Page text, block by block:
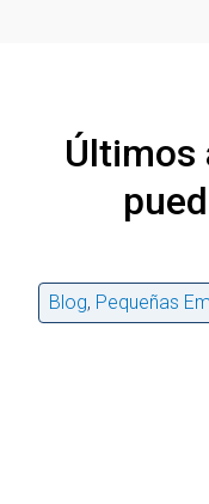
Últimos
Blog, Pequeñas